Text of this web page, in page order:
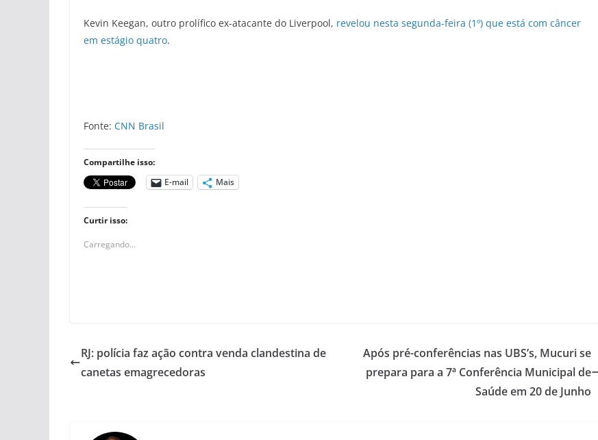
Kevin Keegan, outro prolífico ex-atacante do Liverpool, revelou nesta segunda-feira (1º) que está com câncer
em estágio quatro.
Fonte: CNN Brasil
Compartilhe isso:
E-mail
Mais
Curtir isso:
Carregando...
RJ: polícia faz ação contra venda clandestina de
canetas emagrecedoras
Após pré-conferências nas UBS’s, Mucuri se
prepara para a 7ª Conferência Municipal de
Saúde em 20 de Junho